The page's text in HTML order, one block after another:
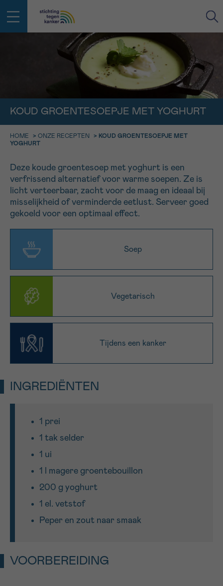
KOUD GROENTESOEPJE MET YOGHURT
HOME > ONZE RECEPTEN > KOUD GROENTESOEPJE MET
YOGHURT
Deze koude groentesoep met yoghurt is een
verfrissend alternatief voor warme soepen. Ze is
licht verteerbaar, zacht voor de maag en ideaal bij
misselijkheid of verminderde eetlust. Serveer goed
gekoeld voor een optimaal effect.
Soep
Vegetarisch
Tijdens een kanker
INGREDIËNTEN
1 prei
1 tak selder
1 ui
1 l magere groentebouillon
200 g yoghurt
1 el. vetstof
Peper en zout naar smaak
VOORBEREIDING
VOORNAAM
IN DE STRIJD TEGEN KANKER STA
JE NIET ALLEEN
Bel ons op 0800 15 802
Via ons
contactformulier
Ik wil graag opgebeld worden
Meer weten over Kankerinfo
geen enkele diagnose
TERUG
NAAM
VOORNAAM
Ja, stuur mij de nieuwsbrief
*VERPLICHT VELD
9h-11h
11h-13h
13h-16h
Verder